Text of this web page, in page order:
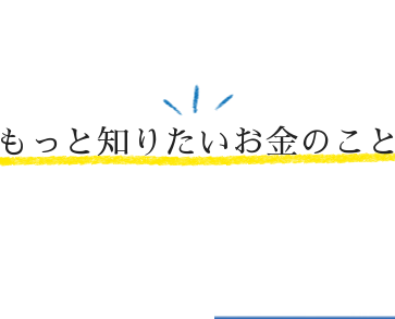
もっと知りたいお金のこと